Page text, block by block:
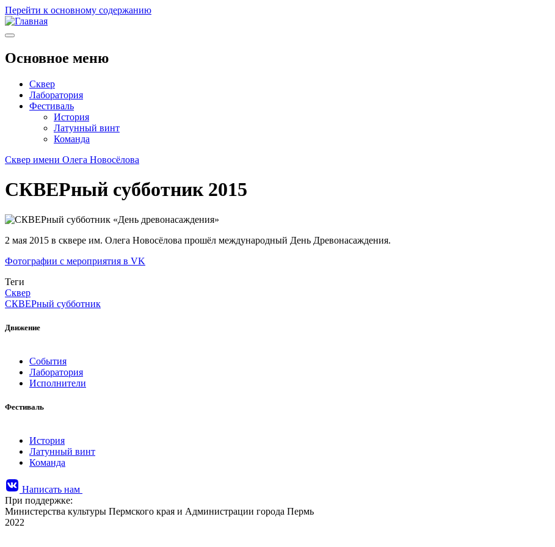
Перейти к основному содержанию
Основное меню
Сквер
Лаборатория
Фестиваль
История
Латунный винт
Команда
Сквер имени Олега Новосёлова
СКВЕРный субботник 2015
2 мая 2015 в сквере им. Олега Новосёлова прошёл международный День Древонасаждения.
Фотографии с мероприятия в VK
Теги
Сквер
СКВЕРный субботник
Движение
События
Лаборатория
Исполнители
Фестиваль
История
Латунный винт
Команда
Написать нам
При поддержке:
Министерства культуры Пермского края и Администрации города Пермь
2022